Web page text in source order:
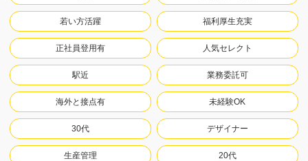
若い方活躍 福利厚生充実
正社員登用有 人気セレクト
駅近 業務委託可
海外と接点有 未経験OK
30代 デザイナー
生産管理 20代